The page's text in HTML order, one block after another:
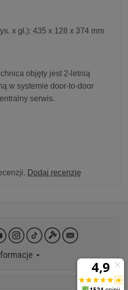
x gł.): 435 x 128 x 374 mm
objęty jest 2-letnią
w systemie door-to-door
serwis.
Dodaj recenzję